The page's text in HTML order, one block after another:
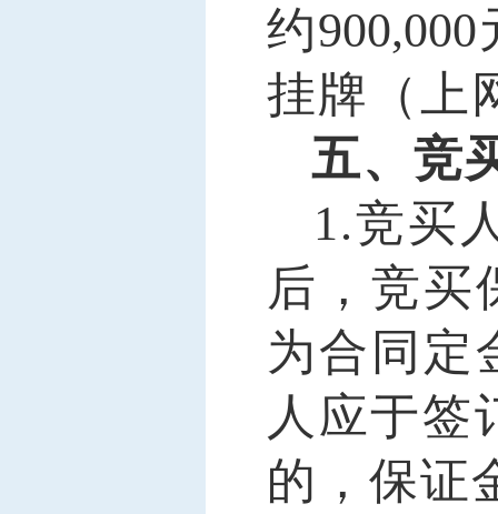
约900,000
挂牌（上
五、竞
1.竞买
后，竞买
为合同定
人应于签
的，保证